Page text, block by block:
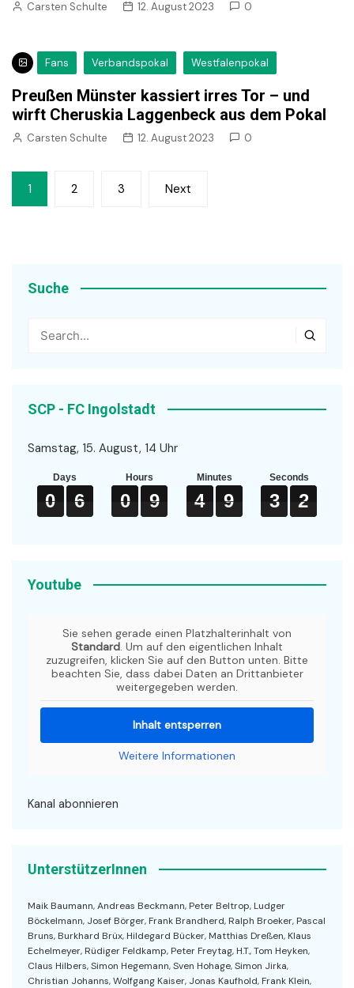
Carsten Schulte 12. August 2023 0
Fans Verbandspokal Westfalenpokal
Preußen Münster kassiert irres Tor – und
wirft Cheruskia Laggenbeck aus dem Pokal
Carsten Schulte 12. August 2023 0
Seitennummerierung
der
1 2 3 Next
Suche
SCP - FC Ingolstadt
Samstag, 15. August, 14 Uhr
Days
0
0
0
0 6
6
6
6
Hours
0
0
0
0 9
9
9
9
Minutes
4
4
4
4 9
9
9
9
Seconds
3
3
3
3 2
2
2
2
Youtube
Sie sehen gerade einen Platzhalterinhalt von
Standard. Um auf den eigentlichen Inhalt
zuzugreifen, klicken Sie auf den Button unten. Bitte
beachten Sie, dass dabei Daten an Drittanbieter
weitergegeben werden.
Inhalt entsperren
Weitere Informationen
Kanal abonnieren
UnterstützerInnen
Maik Baumann, Andreas Beckmann, Peter Beltrop, Ludger
Böckelmann, Josef Börger, Frank Brandherd, Ralph Broeker, Pascal
Bruns, Burkhard Brüx, Hildegard Bücker, Matthias Dreßen, Klaus
Echelmeyer, Rüdiger Feldkamp, Peter Freytag, H.T., Tom Heyken,
Claus Hilbers, Simon Hegemann, Sven Hohage, Simon Jirka,
Christian Johanns, Wolfgang Kaiser, Jonas Kaufhold, Frank Klein,